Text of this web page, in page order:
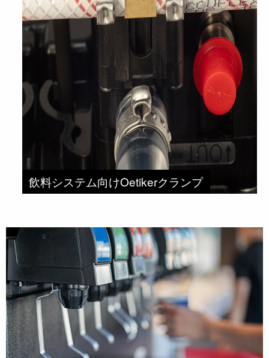
飲料システム向けOetikerクランプ